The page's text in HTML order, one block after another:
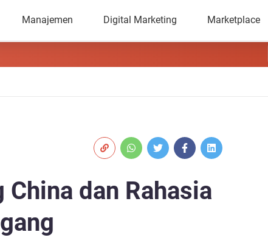
Manajemen Digital Marketing Marketplace
dan Rahasia